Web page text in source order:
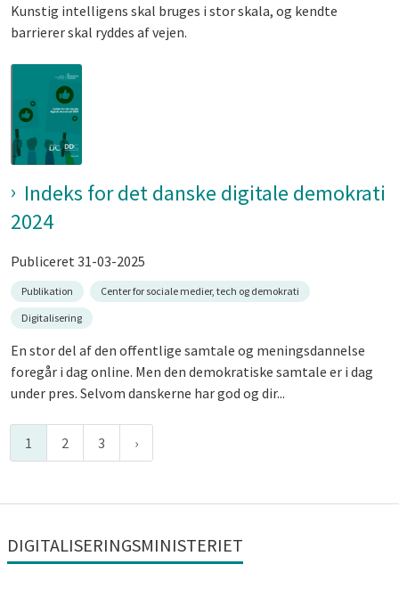
Kunstig intelligens skal bruges i stor skala, og kendte
barrierer skal ryddes af vejen.
Indeks for det danske digitale demokrati
2024
Publiceret 31-03-2025
Publikation
Center for sociale medier, tech og demokrati
Digitalisering
En stor del af den offentlige samtale og meningsdannelse
foregår i dag online. Men den demokratiske samtale er i dag
under pres. Selvom danskerne har god og dir...
1 2 3
DIGITALISERINGSMINISTERIET